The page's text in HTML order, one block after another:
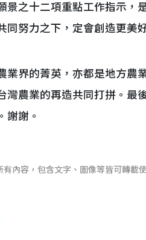
景之十二項重點工作指示，
同努力之下，定會創造更美
界的菁英，亦都是地方農
灣農業的再造共同打拼。最
謝謝。
內容，包含文字、圖像等皆可轉載